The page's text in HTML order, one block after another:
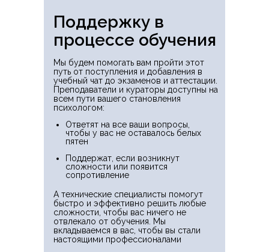
Поддержку в
процессе обучения
А технические специалисты помогут
быстро и эффективно решить любые
сложности, чтобы вас ничего не
отвлекало от обучения. Мы
вкладываемся в вас, чтобы вы стали
настоящими профессионалами
Ответят на все ваши вопросы,
чтобы у вас не оставалось белых
пятен
Поддержат, если возникнут
сложности или появится
сопротивление
Мы будем помогать вам пройти этот
путь от поступления и добавления в
учебный чат до экзаменов и аттестации.
Преподаватели и кураторы доступны на
всем пути вашего становления
психологом: